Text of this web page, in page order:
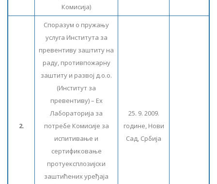
Комисија)
2.
Споразум о пружању
услуга Института за
превентиву заштиту на
раду, противпожарну
заштиту и развој д.о.о.
(Институт за
превентиву) – Еx
Лабораторија за
потребе Комисије за
испитивање и
сертификовање
протуексплозијски
заштићених уређаја
25. 9. 2009.
године, Нови
Сад, Србија